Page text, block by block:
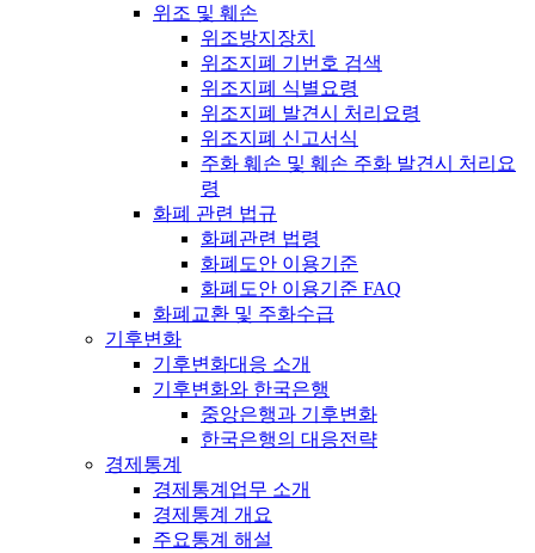
위조 및 훼손
위조방지장치
위조지폐 기번호 검색
위조지폐 식별요령
위조지폐 발견시 처리요령
위조지폐 신고서식
주화 훼손 및 훼손 주화 발견시 처리요
령
화폐 관련 법규
화폐관련 법령
화폐도안 이용기준
화폐도안 이용기준 FAQ
화폐교환 및 주화수급
기후변화
기후변화대응 소개
기후변화와 한국은행
중앙은행과 기후변화
한국은행의 대응전략
경제통계
경제통계업무 소개
경제통계 개요
주요통계 해설